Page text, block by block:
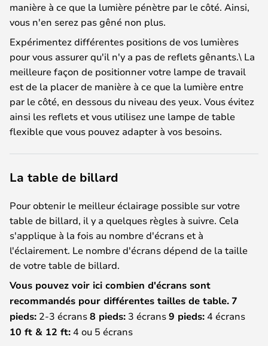
manière à ce que la lumière pénètre par le côté. Ainsi,
vous n'en serez pas gêné non plus.
Expérimentez différentes positions de vos lumières
pour vous assurer qu'il n'y a pas de reflets gênants.\ La
meilleure façon de positionner votre lampe de travail
est de la placer de manière à ce que la lumière entre
par le côté, en dessous du niveau des yeux. Vous évitez
ainsi les reflets et vous utilisez une lampe de table
flexible que vous pouvez adapter à vos besoins.
La table de billard
Pour obtenir le meilleur éclairage possible sur votre
table de billard, il y a quelques règles à suivre. Cela
s'applique à la fois au nombre d'écrans et à
l'éclairement. Le nombre d'écrans dépend de la taille
de votre table de billard.
Vous pouvez voir ici combien d'écrans sont
recommandés pour différentes tailles de table.7
pieds: 2-3 écrans8 pieds: 3 écrans9 pieds:4 écrans
10 ft & 12 ft:4 ou 5 écrans